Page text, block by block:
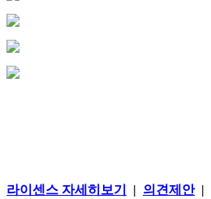
라이센스 자세히보기 | 의견제안|